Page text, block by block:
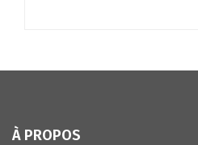
À PROPOS